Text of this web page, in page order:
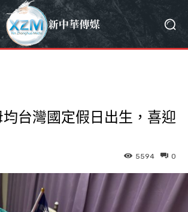
台灣國定假日出生，喜迎
0
5594